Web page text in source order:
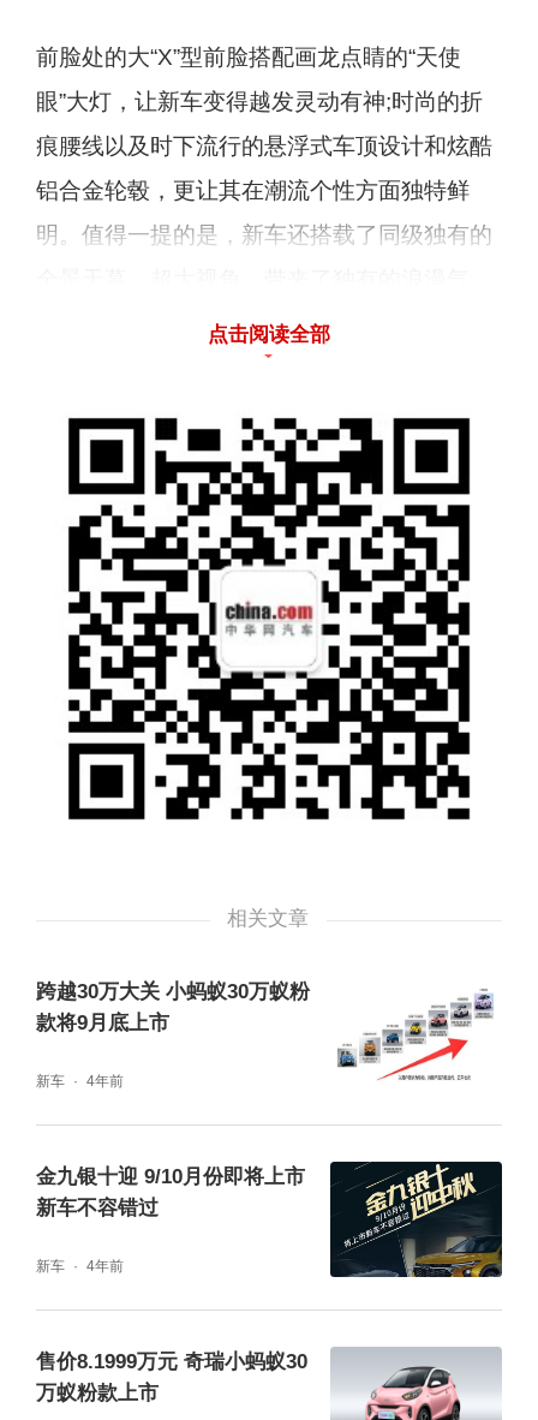
前脸处的大“X”型前脸搭配画龙点睛的“天使
眼”大灯，让新车变得越发灵动有神;时尚的折
痕腰线以及时下流行的悬浮式车顶设计和炫酷
铝合金轮毂，更让其在潮流个性方面独特鲜
明。值得一提的是，新车还搭载了同级独有的
息，车顶飞翼式行李架的搭载，更增加了外出
内饰方面，小蚂蚁15万蚁粉款蚁炫版同样带来
焕新选择，新增了薄荷绿、阳光橙时尚双色内
饰，配色清新时尚;液晶仪表+中控台处10寸液
感也更强;此外，车内中控台、中央扶手、门板
感精良。同时，在内饰的舒适性配置上，新车
配备了Easy-Entry电动座椅，支持一键快速移
位+翻折、复位，上下车更加便捷优雅;EPB电
子驻车+AutoHold自动驻车智能功能的搭载，
让城市用车出行更加便捷、从容。
点击阅读全部
相关文章
跨越30万大关 小蚂蚁30万蚁粉
款将9月底上市
新车 4年前
金九银十迎 9/10月份即将上市
新车不容错过
新车 4年前
售价8.1999万元 奇瑞小蚂蚁30
万蚁粉款上市